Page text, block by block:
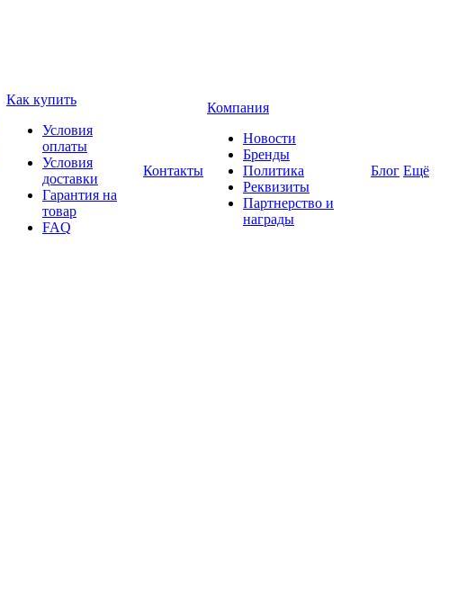
Как купить
Условия
оплаты
Условия
доставки
Гарантия на
товар
FAQ
Контакты
Компания
Новости
Бренды
Политика
Реквизиты
Партнерство и
награды
Блог Ещё